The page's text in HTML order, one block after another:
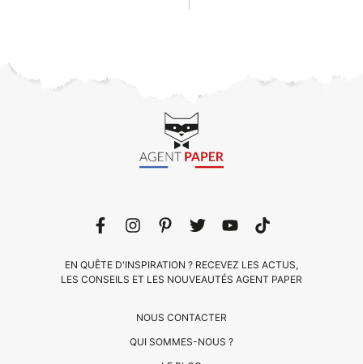
NOUS CONTACTER
QUI SOMMES-NOUS ?
EN QUÊTE D'INSPIRATION ? RECEVEZ LES ACTUS,
LES CONSEILS ET LES NOUVEAUTÉS AGENT PAPER